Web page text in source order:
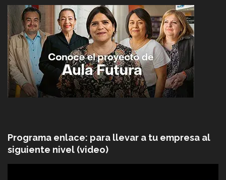
Programa enlace: para llevar a tu empresa al
siguiente nivel (video)